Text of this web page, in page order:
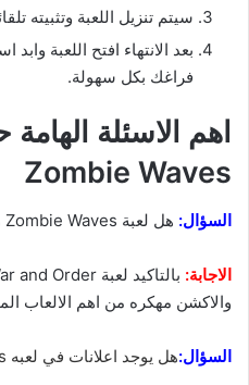
سيتم تنزيل اللعبة وتثبيته
بعد الانتهاء افتح اللعبة
فراغك بكل سهولة.
اهم الاسئلة
Zombie Waves
السؤال: هل لعبة Zombie Waves من العاب الحرب والاكشن ؟
الاجابة:
والاكشن مهكره من اهم الالعاب
السؤال:هل يوجد اعلانات في لعبه Zombie Waves ؟